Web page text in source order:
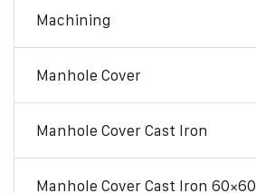
Machining
Manhole Cover
Manhole Cover Cast Iron
Manhole Cover Cast Iron 60×60